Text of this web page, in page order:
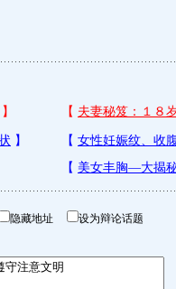
隐藏地址 设为辩论话题